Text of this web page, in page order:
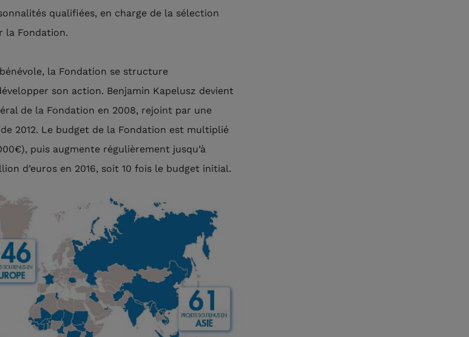
qualifiées, en charge de la sélection
la Fondation.
la Fondation se structure
son action. Benjamin Kapelusz devient
de la Fondation en 2008, rejoint par une
2012. Le budget de la Fondation est multiplié
puis augmente régulièrement jusqu’à
d’euros en 2016, soit 10 fois le budget initial.